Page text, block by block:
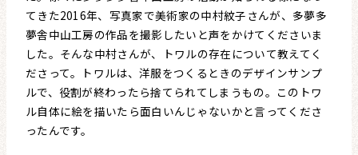
てきた2016年、写真家で美術家の中村紋子さんが、多夢多
夢舎中山工房の作品を撮影したいと声をかけてくださいま
した。そんな中村さんが、トワルの存在について教えてく
ださって。トワルは、洋服をつくるときのデザインサンプ
ルで、役割が終わったら捨てられてしまうもの。このトワ
ル自体に絵を描いたら面白いんじゃないかと言ってくださ
ったんです。